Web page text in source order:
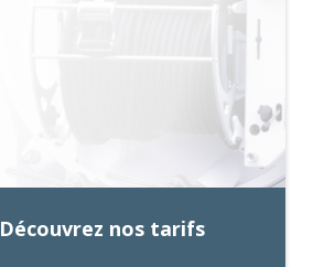
Découvrez nos tarifs